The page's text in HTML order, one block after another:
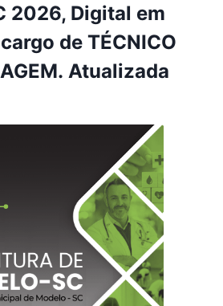
2026, Digital em
de TÉCNICO
Atualizada